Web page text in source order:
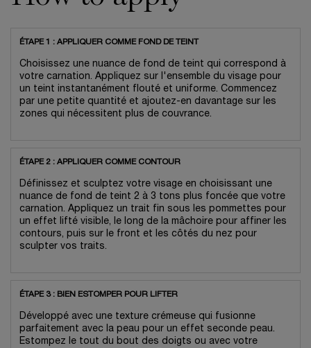
ÉTAPE 1 : APPLIQUER COMME FOND DE TEINT
Choisissez une nuance de fond de teint qui correspond à
votre carnation. Appliquez sur l'ensemble du visage pour
un teint instantanément flouté et uniforme. Commencez
par une petite quantité et ajoutez-en davantage sur les
zones qui nécessitent plus de couvrance.
ÉTAPE 2 : APPLIQUER COMME CONTOUR
Définissez et sculptez votre visage en choisissant une
nuance de fond de teint 2 à 3 tons plus foncée que votre
carnation. Appliquez un trait fin sous les pommettes pour
un effet lifté visible, le long de la mâchoire pour affiner les
contours, puis sur le front et les côtés du nez pour
sculpter vos traits.
ÉTAPE 3 : BIEN ESTOMPER POUR LIFTER
Développé avec une texture crémeuse qui fusionne
parfaitement avec la peau pour un effet seconde peau.
Estompez le tout du bout des doigts ou avec votre